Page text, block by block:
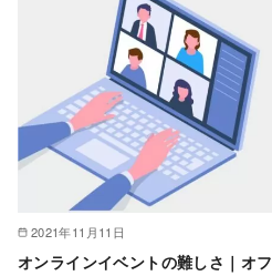
2021年11月11日
オンラインイベントの難しさ｜オ